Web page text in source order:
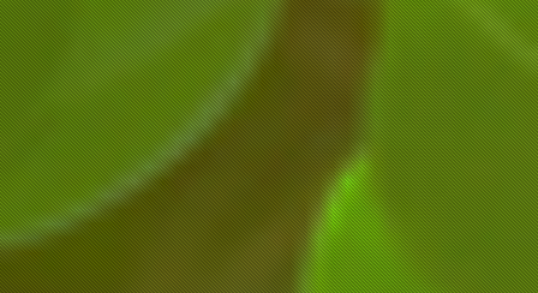
ACTUALITÉS
CONTACT
EN